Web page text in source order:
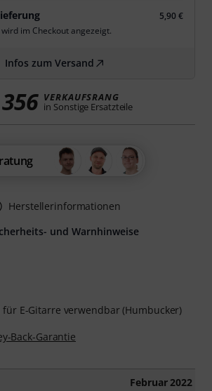
für E-Gitarre verwendbar (Humbucker)
Back-Garantie
Februar 2022
5,90 €
im Checkout angezeigt.
Infos zum Versand
356 VERKAUFSRANG
in Sonstige Ersatzteile
Herstellerinformationen
und Warnhinweise